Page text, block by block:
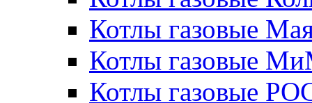
Котлы газовые
Котлы газовые
Котлы газовые